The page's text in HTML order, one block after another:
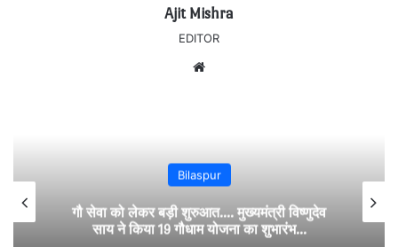
Ajit Mishra
EDITOR
Bilaspur
गौ सेवा को लेकर बड़ी शुरुआत…. मुख्यमंत्री विष्णुदेव
साय ने किया 19 गौधाम योजना का शुभारंभ…